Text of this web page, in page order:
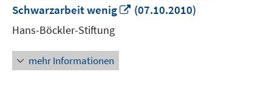
Schwarzarbeit wenig
In
(07.10.2010)
Hans-Böckler-Stiftung
mehr Informationen